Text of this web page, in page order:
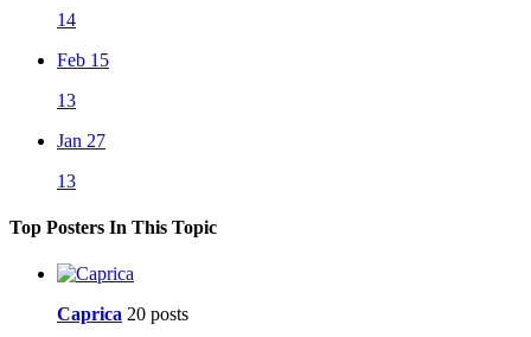
14
Feb 15
13
Jan 27
13
Top Posters In This Topic
Caprica 20 posts